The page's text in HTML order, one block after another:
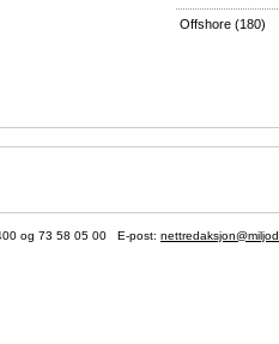
Offshore (180)
og 73 58 05 00 E-post: